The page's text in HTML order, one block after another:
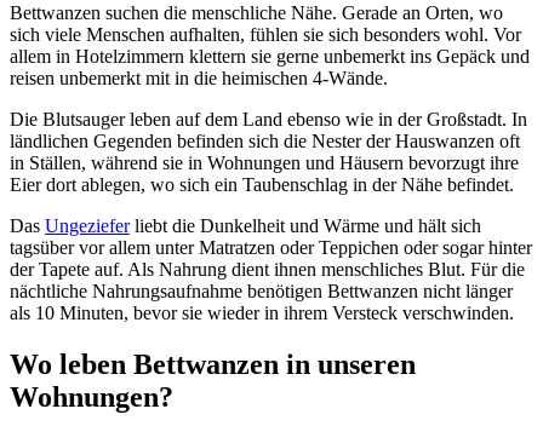
Bettwanzen suchen die menschliche Nähe. Gerade an Orten, wo
sich viele Menschen aufhalten, fühlen sie sich besonders wohl. Vor
allem in Hotelzimmern klettern sie gerne unbemerkt ins Gepäck und
reisen unbemerkt mit in die heimischen 4-Wände.
Die Blutsauger leben auf dem Land ebenso wie in der Großstadt. In
ländlichen Gegenden befinden sich die Nester der Hauswanzen oft
in Ställen, während sie in Wohnungen und Häusern bevorzugt ihre
Eier dort ablegen, wo sich ein Taubenschlag in der Nähe befindet.
Das Ungezieferliebt die Dunkelheit und Wärme und hält sich
tagsüber vor allem unter Matratzen oder Teppichen oder sogar hinter
der Tapete auf. Als Nahrung dient ihnen menschliches Blut. Für die
nächtliche Nahrungsaufnahme benötigen Bettwanzen nicht länger
als 10 Minuten, bevor sie wieder in ihrem Versteck verschwinden.
Wo leben Bettwanzen in unseren
Wohnungen?